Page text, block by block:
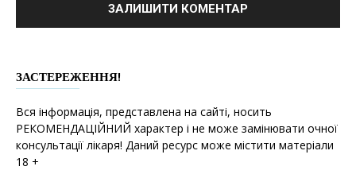
ЗАСТЕРЕЖЕННЯ!
Вся інформація, представлена на сайті, носить
РЕКОМЕНДАЦІЙНИЙ характер і не може замінювати очної
консультації лікаря! Даний ресурс може містити матеріали
18 +